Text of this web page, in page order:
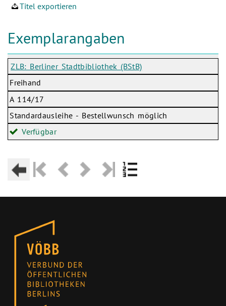
Titel exportieren
Exemplarangaben
ZLB: Berliner Stadtbibliothek (BStB)
Freihand
A 114/17
Standardausleihe - Bestellwunsch möglich
Verfügbar